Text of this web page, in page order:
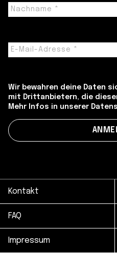
Wir bewahren deine Daten
mit Drittanbietern, die
Mehr Infos in unserer
Kontakt
FAQ
Impressum